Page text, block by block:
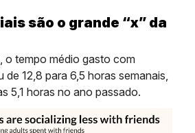
são o grande “x” da
o tempo médio gasto com
de 12,8 para 6,5 horas semanais,
5,1 horas no ano passado.